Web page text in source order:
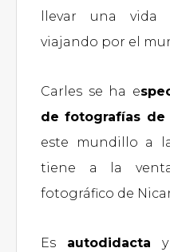
llevar una vida
viajando por el
Carles se ha e
de fotografías de
este mundillo a
tiene a la
fotográfico de
Es autodidacta y